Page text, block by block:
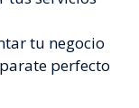
tu negocio
perfecto